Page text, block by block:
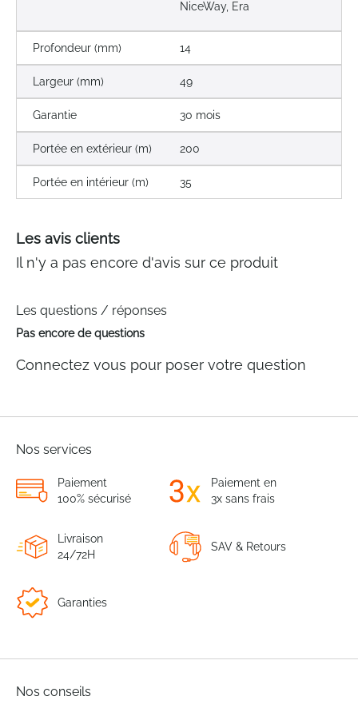
NiceWay, Era
Profondeur (mm) 14
Largeur (mm) 49
Garantie 30 mois
Portée en extérieur (m) 200
Portée en intérieur (m) 35
Les avis clients
Il n'y a pas encore d'avis sur ce produit
Les questions / réponses
Pas encore de questions
Connectez vous pour poser votre question
Nos services
Paiement
100% sécurisé
Paiement en
3x sans frais
Livraison
24/72H
SAV & Retours
Garanties
Nos conseils